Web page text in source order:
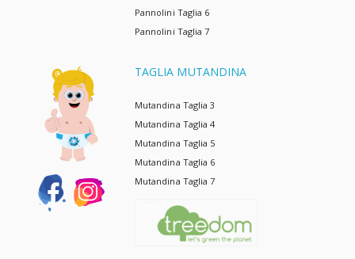
Pannolini Taglia 6
Pannolini Taglia 7
TAGLIA MUTANDINA
Mutandina Taglia 3
Mutandina Taglia 4
Mutandina Taglia 5
Mutandina Taglia 6
Mutandina Taglia 7